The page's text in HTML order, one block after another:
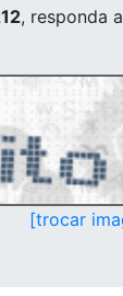
, responda
[trocar